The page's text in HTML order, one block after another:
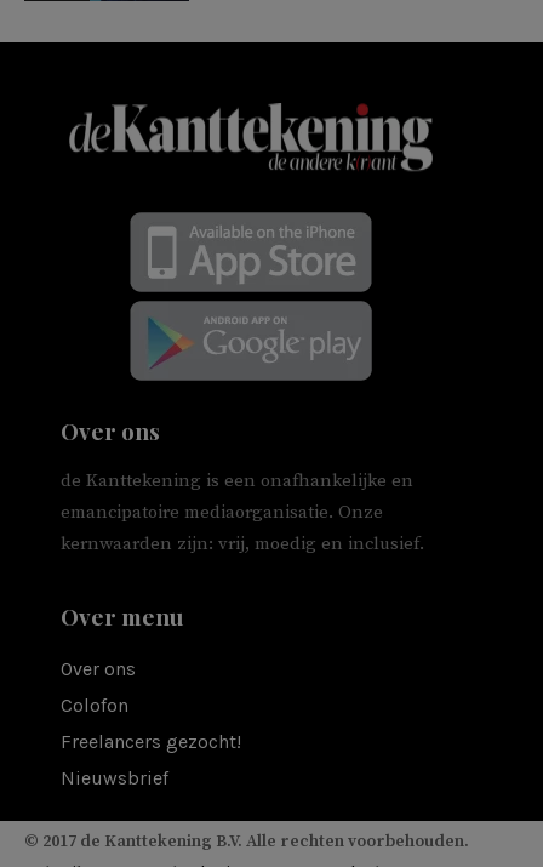
Over ons
de Kanttekening is een onafhankelijke en
emancipatoire mediaorganisatie. Onze
kernwaarden zijn: vrij, moedig en inclusief.
Over menu
Over ons
Colofon
Freelancers gezocht!
Nieuwsbrief
© 2017 de Kanttekening B.V. Alle rechten voorbehouden.